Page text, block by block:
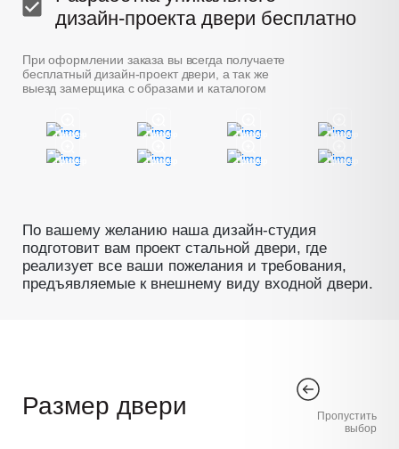
дизайн-проекта двери бесплатно
При оформлении заказа вы всегда получаете
бесплатный дизайн-проект двери, а так же
выезд замерщика с образами и каталогом
Пример Пример Пример Пример
Пример Пример Пример Пример
По вашему желанию наша дизайн-студия
подготовит вам проект стальной двери, где
реализует все ваши пожелания и требования,
предъявляемые к внешнему виду входной двери.
Размер двери
Пропустить
выбор